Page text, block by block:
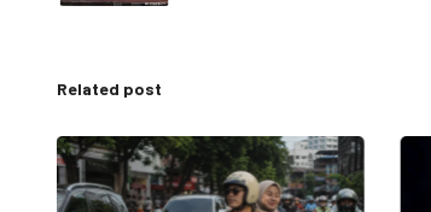
Related post